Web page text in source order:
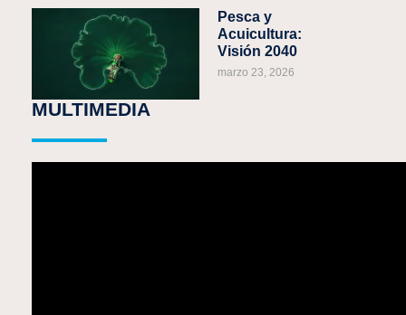
Pesca y
Acuicultura:
Visión 2040
marzo 23, 2026
MULTIMEDIA